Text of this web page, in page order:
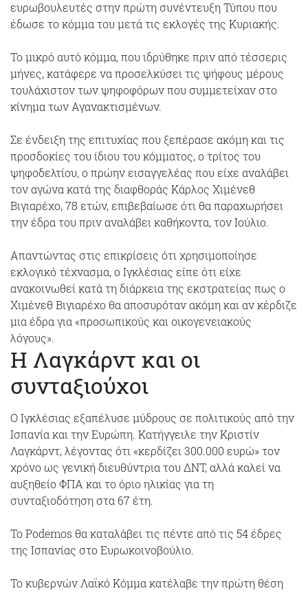
ευρωβουλευτές στην πρώτη συνέντευξη Τύπου που
έδωσε το κόμμα του μετά τις εκλογές της Κυριακής.
Το μικρό αυτό κόμμα, που ιδρύθηκε πριν από τέσσερις
μήνες, κατάφερε να προσελκύσει τις ψήφους μέρους
τουλάχιστον των ψηφοφόρων που συμμετείχαν στο
κίνημα των Αγανακτισμένων.
Σε ένδειξη της επιτυχίας που ξεπέρασε ακόμη και τις
προσδοκίες του ίδιου του κόμματος, ο τρίτος του
ψηφοδελτίου, ο πρώην εισαγγελέας που είχε αναλάβει
τον αγώνα κατά της διαφθοράς Κάρλος Χιμένεθ
Βιγιαρέχο, 78 ετών, επιβεβαίωσε ότι θα παραχωρήσει
την έδρα του πριν αναλάβει καθήκοντα, τον Ιούλιο.
Απαντώντας στις επικρίσεις ότι χρησιμοποίησε
εκλογικό τέχνασμα, ο Ιγκλέσιας είπε ότι είχε
ανακοινωθεί κατά τη διάρκεια της εκστρατείας πως ο
Χιμένεθ Βιγιαρέχο θα αποσυρόταν ακόμη και αν κέρδιζε
μια έδρα για «προσωπικούς και οικογενειακούς
λόγους».
Η Λαγκάρντ και οι
συνταξιούχοι
Ο Ιγκλέσιας εξαπέλυσε μύδρους σε πολιτικούς από την
Ισπανία και την Ευρώπη. Κατήγγειλε την Κριστίν
Λαγκάρντ, λέγοντας ότι «κερδίζει 300.000 ευρώ» τον
χρόνο ως γενική διευθύντρια του ΔΝΤ, αλλά καλεί να
αυξηθείο ΦΠΑ και το όριο ηλικίας για τη
συνταξιοδότηση στα 67 έτη.
Το Podemos θα καταλάβει τις πέντε από τις 54 έδρες
της Ισπανίας στο Ευρωκοινοβούλιο.
Το κυβερνών Λαϊκό Κόμμα κατέλαβε την πρώτη θέση